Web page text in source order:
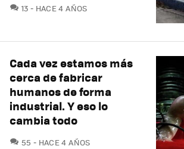
13 COMENTARIOS
HACE 4 AÑOS
Cada vez estamos más
cerca de fabricar
humanos de forma
industrial. Y eso lo
cambia todo
55 COMENTARIOS
HACE 4 AÑOS